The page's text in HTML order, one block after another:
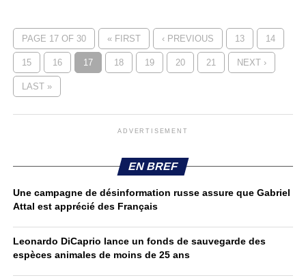
PAGE 17 OF 30 « FIRST ‹ PREVIOUS 13 14
15 16 17 18 19 20 21 NEXT ›
LAST »
ADVERTISEMENT
EN BREF
Une campagne de désinformation russe assure que Gabriel
Attal est apprécié des Français
Leonardo DiCaprio lance un fonds de sauvegarde des
espèces animales de moins de 25 ans